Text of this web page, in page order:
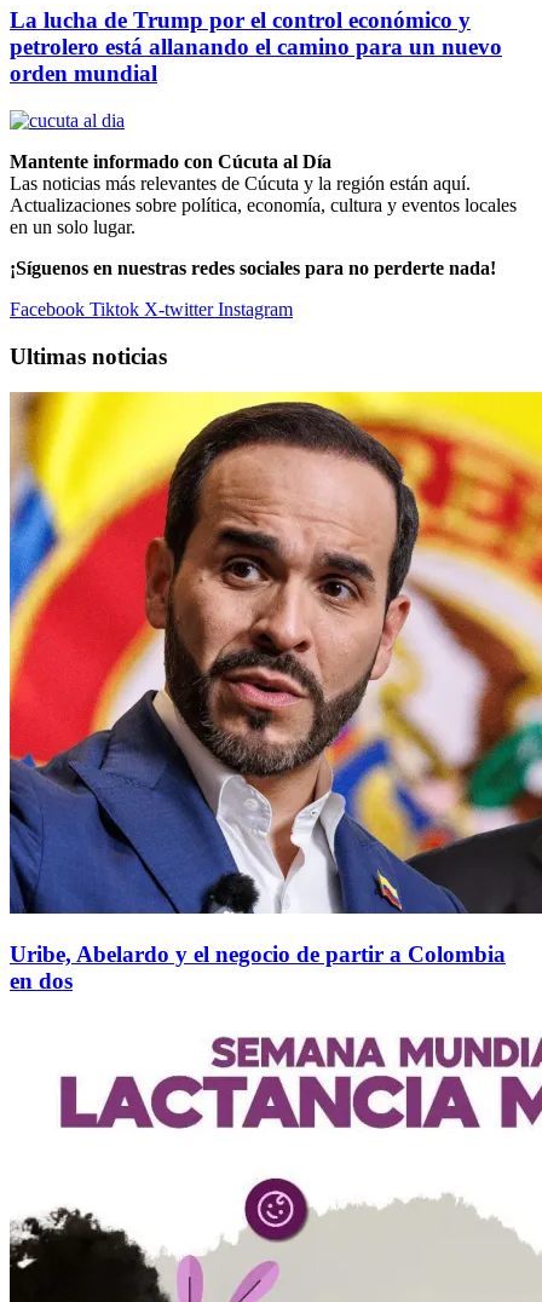
La lucha de Trump por el control económico y
petrolero está allanando el camino para un nuevo
orden mundial
Mantente informado con Cúcuta al Día
Las noticias más relevantes de Cúcuta y la región están aquí.
Actualizaciones sobre política, economía, cultura y eventos locales
en un solo lugar.
¡Síguenos en nuestras redes sociales para no perderte nada!
Facebook Tiktok X-twitter Instagram
Ultimas noticias
Uribe, Abelardo y el negocio de partir a Colombia
en dos